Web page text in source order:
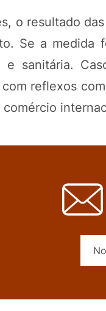
o resultado
Se a
e sanitária.
reflexos